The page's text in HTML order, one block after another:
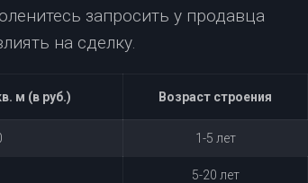
запросить у продавца
на сделку.
м (в руб.) Возраст строения
1-5 лет
5-20 лет